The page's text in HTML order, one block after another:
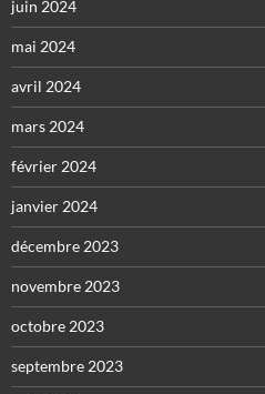
juin 2024
mai 2024
avril 2024
mars 2024
février 2024
janvier 2024
décembre 2023
novembre 2023
octobre 2023
septembre 2023